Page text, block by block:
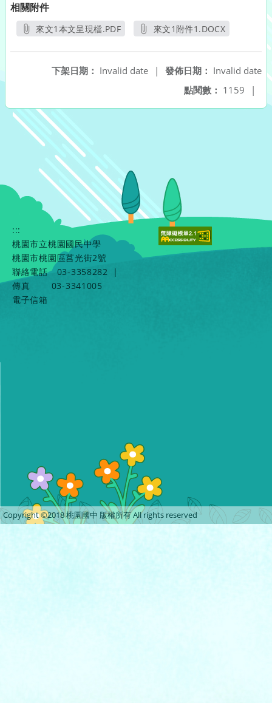
相關附件
來文1本文呈現檔.PDF
來文1附件1.DOCX
發佈日期： Invalid date
下架日期： Invalid date
|
點閱數： 1159 |
:::
桃園市立桃園國民中學
桃園市桃園區莒光街2號
聯絡電話
03-3358282
|
傳真
03-3341005
電子信箱
Copyright ©2018 桃園國中 版權所有 All rights reserved